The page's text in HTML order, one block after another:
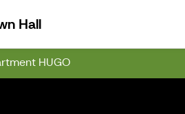
HallSäynätsalo Town Hall
HUGO